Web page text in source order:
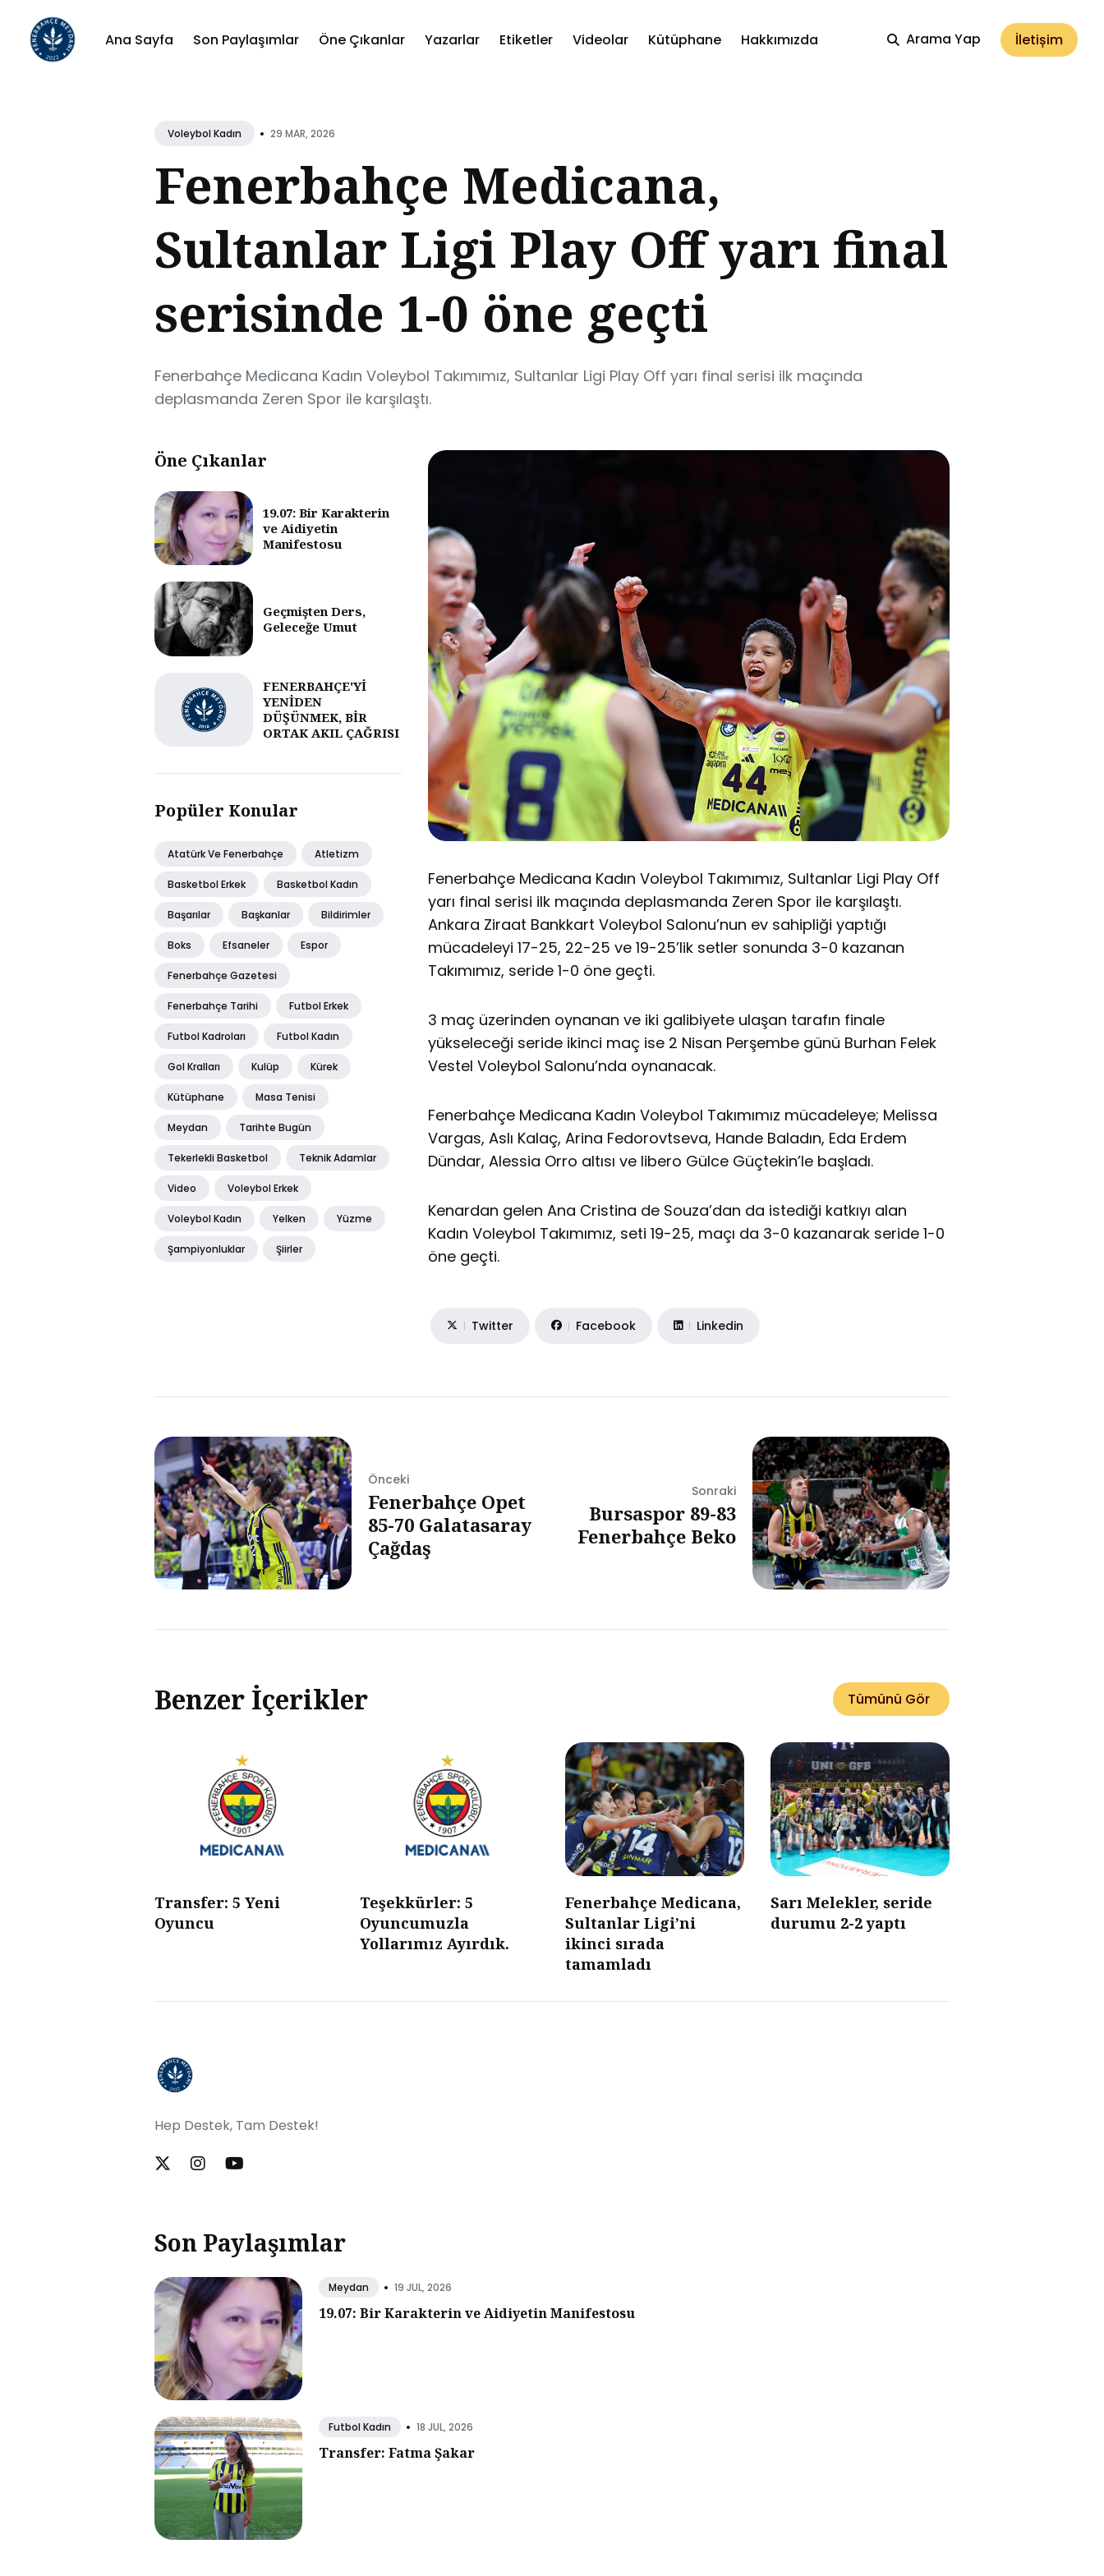
Ana Sayfa Son Paylaşımlar Öne Çıkanlar Yazarlar Etiketler Videolar Kütüphane Hakkımızda Arama Yap İletișim
Blog
Voleybol Kadın • 29 MAR, 2026
Fenerbahçe Medicana,
Sultanlar Ligi Play Off yarı final
serisinde 1-0 öne geçti
Fenerbahçe Medicana Kadın Voleybol Takımımız, Sultanlar Ligi Play Off yarı final serisi ilk maçında
deplasmanda Zeren Spor ile karşılaştı.
Öne Çıkanlar
19.07: Bir Karakterin
ve Aidiyetin
Manifestosu
Geçmişten Ders,
Geleceğe Umut
FENERBAHÇE'Yİ
YENİDEN
DÜŞÜNMEK, BİR
ORTAK AKIL ÇAĞRISI
Popüler Konular
Atatürk Ve Fenerbahçe Atletizm
Basketbol Erkek Basketbol Kadın
Başarılar Başkanlar Bildirimler
Boks Efsaneler Espor
Fenerbahçe Gazetesi
Fenerbahçe Tarihi Futbol Erkek
Futbol Kadroları Futbol Kadın
Gol Kralları Kulüp Kürek
Kütüphane Masa Tenisi
Meydan Tarihte Bugün
Tekerlekli Basketbol Teknik Adamlar
Video Voleybol Erkek
Voleybol Kadın Yelken Yüzme
Şampiyonluklar Şiirler
Fenerbahçe Medicana Kadın Voleybol Takımımız, Sultanlar Ligi Play Off
yarı final serisi ilk maçında deplasmanda Zeren Spor ile karşılaştı.
Ankara Ziraat Bankkart Voleybol Salonu’nun ev sahipliği yaptığı
mücadeleyi 17-25, 22-25 ve 19-25’lik setler sonunda 3-0 kazanan
Takımımız, seride 1-0 öne geçti.
3 maç üzerinden oynanan ve iki galibiyete ulaşan tarafın finale
yükseleceği seride ikinci maç ise 2 Nisan Perşembe günü Burhan Felek
Vestel Voleybol Salonu’nda oynanacak.
Fenerbahçe Medicana Kadın Voleybol Takımımız mücadeleye; Melissa
Vargas, Aslı Kalaç, Arina Fedorovtseva, Hande Baladın, Eda Erdem
Dündar, Alessia Orro altısı ve libero Gülce Güçtekin’le başladı.
Kenardan gelen Ana Cristina de Souza’dan da istediği katkıyı alan
Kadın Voleybol Takımımız, seti 19-25, maçı da 3-0 kazanarak seride 1-0
öne geçti.
Twitter Facebook Linkedin
Önceki
Fenerbahçe Opet
85-70 Galatasaray
Çağdaş
Sonraki
Bursaspor 89-83
Fenerbahçe Beko
Benzer İçerikler Tümünü Gör
Transfer: 5 Yeni
Oyuncu
Teşekkürler: 5
Oyuncumuzla
Yollarımız Ayırdık.
Fenerbahçe Medicana,
Sultanlar Ligi’ni
ikinci sırada
tamamladı
Sarı Melekler, seride
durumu 2-2 yaptı
Hep Destek, Tam Destek!
Son Paylaşımlar
Meydan • 19 JUL, 2026
19.07: Bir Karakterin ve Aidiyetin Manifestosu
Futbol Kadın • 18 JUL, 2026
Transfer: Fatma Şakar